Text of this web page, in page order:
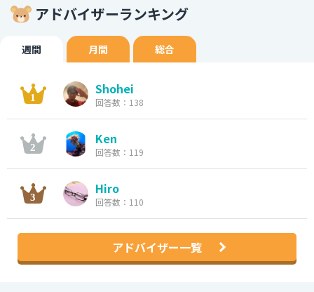
アドバイザーランキング
週間 月間 総合
Shohei
回答数：138
Ken
回答数：119
Hiro
回答数：110
アドバイザー一覧